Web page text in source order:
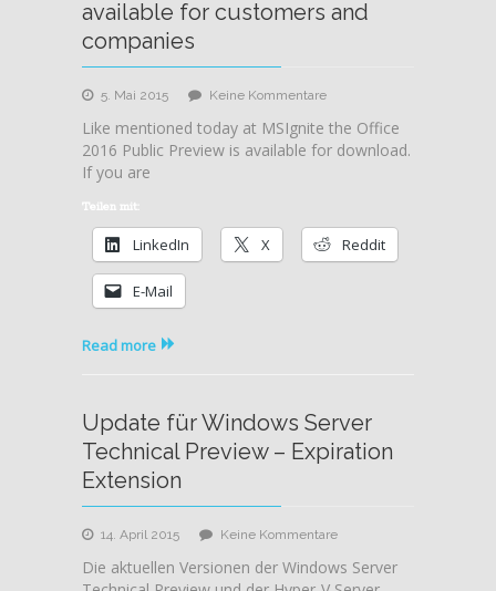
available for customers and
companies
5. Mai 2015 Keine Kommentarezu
2016
Public
for
customers
Like mentioned today at MSIgnite the Office
2016 Public Preview is available for download.
If you are
Teilen mit:
LinkedIn X Reddit
E-Mail
Read more
Update für Windows Server
Technical Preview – Expiration
Extension
14. April 2015 Keine Kommentarezu
für
Die aktuellen Versionen der Windows Server